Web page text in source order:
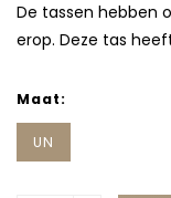
De tassen hebben
erop. Deze tas
Maat:
UN